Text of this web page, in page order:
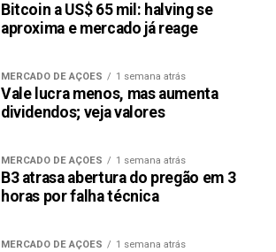
Bitcoin a US$ 65 mil: halving se
aproxima e mercado já reage
MERCADO DE AÇÕES 1 semana atrás
Vale lucra menos, mas aumenta
dividendos; veja valores
MERCADO DE AÇÕES 1 semana atrás
B3 atrasa abertura do pregão em 3
horas por falha técnica
MERCADO DE AÇÕES 1 semana atrás